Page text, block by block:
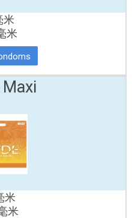
米
米
米
米